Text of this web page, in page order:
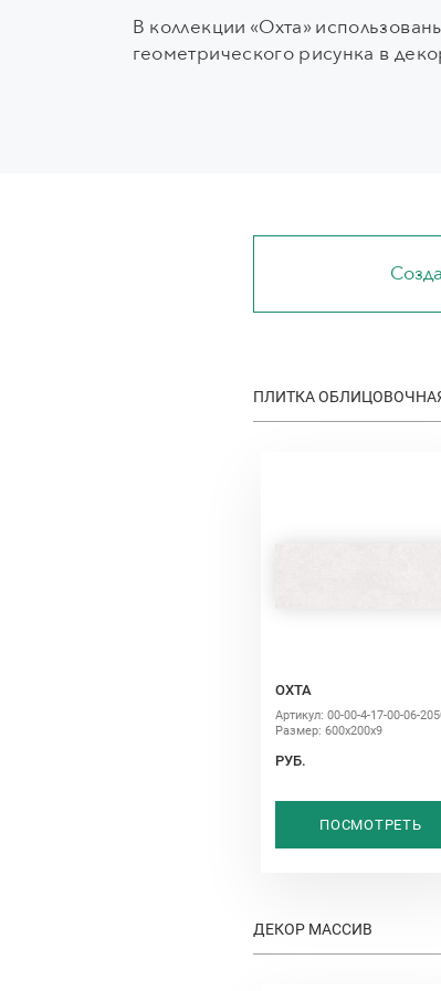
В коллекции «Охта»
геометрического рисунка в
ПЛИТКА
ОХТА
Артикул: 00-00-4-17-00-06-
Размер: 600х200х9
РУБ.
ПОСМОТРЕТЬ
ДЕКОР МАССИВ